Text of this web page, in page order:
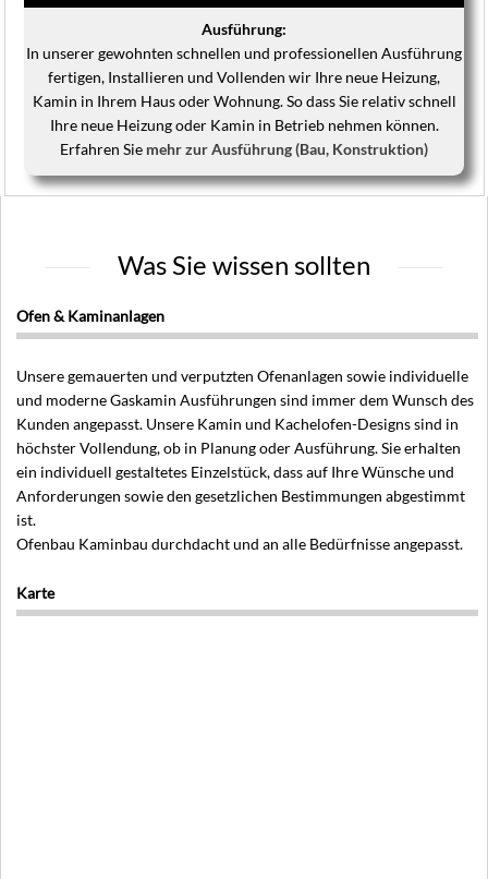
Ausführung:
In unserer gewohnten schnellen und professionellen Ausführung
fertigen, Installieren und Vollenden wir Ihre neue Heizung,
Kamin in Ihrem Haus oder Wohnung. So dass Sie relativ schnell
Ihre neue Heizung oder Kamin in Betrieb nehmen können.
Erfahren Sie mehr zur Ausführung (Bau, Konstruktion)
Was Sie wissen sollten
Ofen & Kaminanlagen
Unsere gemauerten und verputzten Ofenanlagen sowie individuelle
und moderne Gaskamin Ausführungen sind immer dem Wunsch des
Kunden angepasst. Unsere Kamin und Kachelofen-Designs sind in
höchster Vollendung, ob in Planung oder Ausführung. Sie erhalten
ein individuell gestaltetes Einzelstück, dass auf Ihre Wünsche und
Anforderungen sowie den gesetzlichen Bestimmungen abgestimmt
ist.
Ofenbau Kaminbau durchdacht und an alle Bedürfnisse angepasst.
Karte